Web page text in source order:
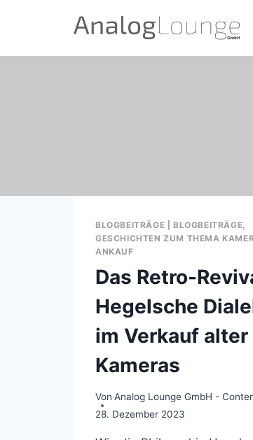
BLOGBEITRÄGE
BLOGBEITRÄGE,
GESCHICHTEN ZUM THEMA
ANKAUF
Das Retro-
Hegelsche
im Verkauf alter
Kameras
Von Analog Lounge GmbH -
28. Dezember 2023